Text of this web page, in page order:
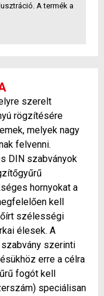
A termék a
szerelt
rögzítésére
melyek nagy
felvenni.
DIN szabványok
hornyokat a
kell
szélességi
élesek. A
szerinti
erre a célra
fogót kell
speciálisan